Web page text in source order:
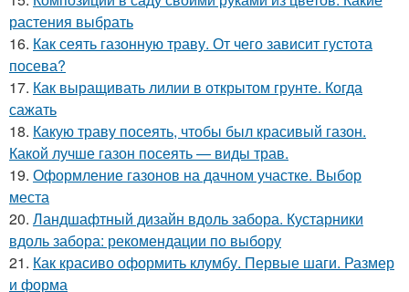
растения выбрать
16. Как сеять газонную траву. От чего зависит густота
посева?
17. Как выращивать лилии в открытом грунте. Когда
сажать
18. Какую траву посеять, чтобы был красивый газон.
Какой лучше газон посеять — виды трав.
19. Оформление газонов на дачном участке. Выбор
места
20. Ландшафтный дизайн вдоль забора. Кустарники
вдоль забора: рекомендации по выбору
21. Как красиво оформить клумбу. Первые шаги. Размер
и форма